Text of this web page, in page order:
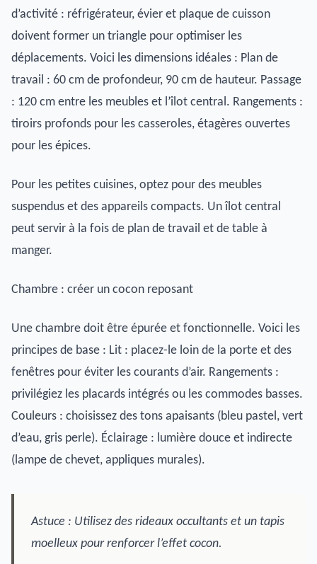
d’activité : réfrigérateur, évier et plaque de cuisson
doivent former un triangle pour optimiser les
déplacements. Voici les dimensions idéales : Plan de
travail : 60 cm de profondeur, 90 cm de hauteur. Passage
: 120 cm entre les meubles et l’îlot central. Rangements :
tiroirs profonds pour les casseroles, étagères ouvertes
pour les épices.
Pour les petites cuisines, optez pour des meubles
suspendus et des appareils compacts. Un îlot central
peut servir à la fois de plan de travail et de table à
manger.
Chambre : créer un cocon reposant
Une chambre doit être épurée et fonctionnelle. Voici les
principes de base : Lit : placez-le loin de la porte et des
fenêtres pour éviter les courants d’air. Rangements :
privilégiez les placards intégrés ou les commodes basses.
Couleurs : choisissez des tons apaisants (bleu pastel, vert
d’eau, gris perle). Éclairage : lumière douce et indirecte
(lampe de chevet, appliques murales).
Astuce : Utilisez des rideaux occultants et un tapis
moelleux pour renforcer l’effet cocon.